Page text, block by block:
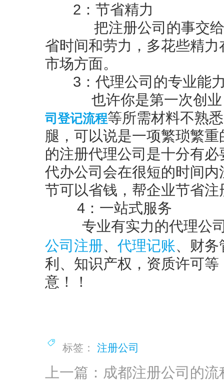
2 ：节省精力
把注册公司的事交给
省时间和劳力，多花些精
市场方面。
3 ：代理公司的专业能
也许你是第一次创业
司登记流程等所需材料不熟
腿，可以说是一项繁琐繁
的注册代理公司是十分有
代办公司会在很短的时间
节可以省钱，帮企业节省
4： 一站式服务
专业有实力的代理公司
公司注册、 代理记账、财务
利、知识产权，资质许可
意！！
标签： 注册公司
上一篇：成都注册公司的